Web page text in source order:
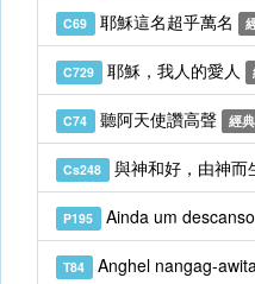
C69 耶穌這名超乎萬名
C729 耶穌，我人的愛人
C74 聽阿天使讚高聲 經
Cs248 與神和好，由神而
P195 Ainda um
T84 Anghel nangag-